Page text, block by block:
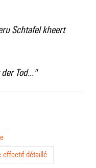
Schtafel kheert
Tod..."
effectif détaillé